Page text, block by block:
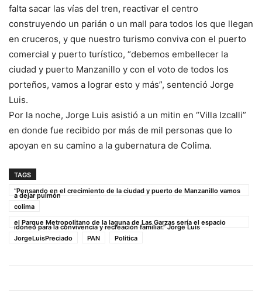
falta sacar las vías del tren, reactivar el centro
construyendo un parián o un mall para todos los que llegan
en cruceros, y que nuestro turismo conviva con el puerto
comercial y puerto turístico, “debemos embellecer la
ciudad y puerto Manzanillo y con el voto de todos los
porteños, vamos a lograr esto y más”, sentenció Jorge
Luis.
Por la noche, Jorge Luis asistió a un mitin en “Villa Izcalli”
en donde fue recibido por más de mil personas que lo
apoyan en su camino a la gubernatura de Colima.
TAGS
“Pensando en el crecimiento de la ciudad y puerto de Manzanillo vamos
a dejar pulmón
colima
el Parque Metropolitano de la laguna de Las Garzas sería el espacio
idóneo para la convivencia y recreación familiar.” Jorge Luis
JorgeLuisPreciado
PAN Politica